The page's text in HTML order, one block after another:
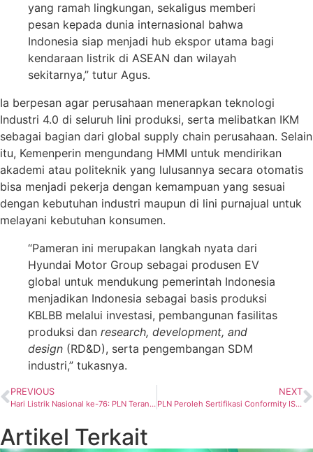
yang ramah lingkungan, sekaligus memberi
pesan kepada dunia internasional bahwa
Indonesia siap menjadi hub ekspor utama bagi
kendaraan listrik di ASEAN dan wilayah
sekitarnya,” tutur Agus.
Ia berpesan agar perusahaan menerapkan teknologi
Industri 4.0 di seluruh lini produksi, serta melibatkan IKM
sebagai bagian dari global supply chain perusahaan. Selain
itu, Kemenperin mengundang HMMI untuk mendirikan
akademi atau politeknik yang lulusannya secara otomatis
bisa menjadi pekerja dengan kemampuan yang sesuai
dengan kebutuhan industri maupun di lini purnajual untuk
melayani kebutuhan konsumen.
“Pameran ini merupakan langkah nyata dari
Hyundai Motor Group sebagai produsen EV
global untuk mendukung pemerintah Indonesia
menjadikan Indonesia sebagai basis produksi
KBLBB melalui investasi, pembangunan fasilitas
produksi dan research, development, and
design (RD&D), serta pengembangan SDM
industri,” tukasnya.
PREVIOUS
Hari Listrik Nasional ke-76: PLN Terangi 75.278 Desa di Penjuru Negeri
NEXT
PLN Peroleh Sertifikasi Conformity ISO 31000:2018 dan BCMS ISO 22301:2019
Artikel Terkait